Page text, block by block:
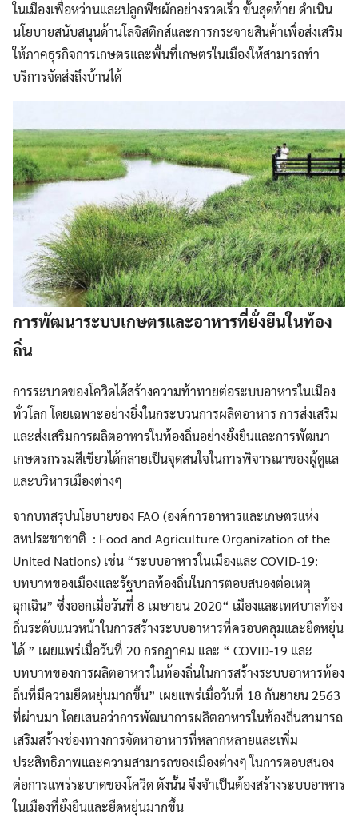
ในเมืองเพื่อหว่านและปลูกพืชผักอย่างรวดเร็ว ขั้นสุดท้าย ดำเนิน
นโยบายสนับสนุนด้านโลจิสติกส์และการกระจายสินค้าเพื่อส่งเสริม
ให้ภาคธุรกิจการเกษตรและพื้นที่เกษตรในเมืองให้สามารถทำ
บริการจัดส่งถึงบ้านได้
การพัฒนาระบบเกษตรและอาหารที่ยั่งยืนในท้อง
ถิ่น
การระบาดของโควิดได้สร้างความท้าทายต่อระบบอาหารในเมือง
ทั่วโลก โดยเฉพาะอย่างยิ่งในกระบวนการผลิตอาหาร การส่งเสริม
และส่งเสริมการผลิตอาหารในท้องถิ่นอย่างยั่งยืนและการพัฒนา
เกษตรกรรมสีเขียวได้กลายเป็นจุดสนใจในการพิจารณาของผู้ดูแล
และบริหารเมืองต่างๆ
จากบทสรุปนโยบายของ FAO (องค์การอาหารและเกษตรแห่ง
สหประชาชาติ : Food and Agriculture Organization of the
United Nations) เช่น “ระบบอาหารในเมืองและ COVID-19:
บทบาทของเมืองและรัฐบาลท้องถิ่นในการตอบสนองต่อเหตุ
ฉุกเฉิน” ซึ่งออกเมื่อวันที่ 8 เมษายน 2020“ เมืองและเทศบาลท้อง
ถิ่นระดับแนวหน้าในการสร้างระบบอาหารที่ครอบคลุมและยืดหยุ่น
ได้ ” เผยแพร่เมื่อวันที่ 20 กรกฎาคม และ “ COVID-19 และ
บทบาทของการผลิตอาหารในท้องถิ่นในการสร้างระบบอาหารท้อง
ถิ่นที่มีความยืดหยุ่นมากขึ้น” เผยแพร่เมื่อวันที่ 18 กันยายน 2563
ที่ผ่านมา โดยเสนอว่าการพัฒนาการผลิตอาหารในท้องถิ่นสามารถ
เสริมสร้างช่องทางการจัดหาอาหารที่หลากหลายและเพิ่ม
ประสิทธิภาพและความสามารถของเมืองต่างๆ ในการตอบสนอง
ต่อการแพร่ระบาดของโควิด ดังนั้น จึงจำเป็นต้องสร้างระบบอาหาร
ในเมืองที่ยั่งยืนและยืดหยุ่นมากขึ้น